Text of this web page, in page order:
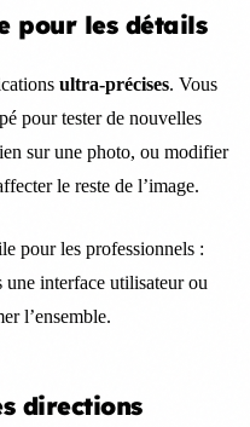
pour les détails
ultra-précises. Vous
pour tester de nouvelles
sur une photo, ou modifier
le reste de l’image.
pour les professionnels :
interface utilisateur ou
l’ensemble.
directions